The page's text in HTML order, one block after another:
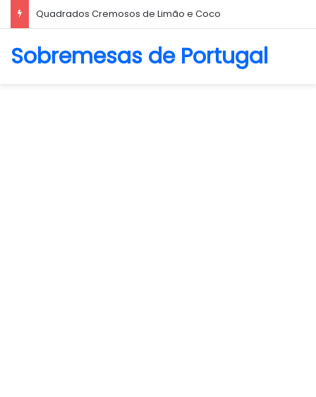
Biscoito Amanteigado
Sobremesas de Portugal